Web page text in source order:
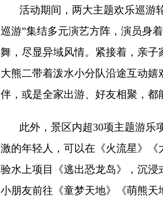
活动期间，两大主题欢乐巡游
巡游”集结多元演艺方阵，演员身
舞，尽显异域风情。紧接着，亲
大熊二带着泼水小分队沿途互动
伴，或是全家出游、好友相聚，
此外，景区内超30项主题游乐
激的年轻人，可以在《火流星》
验水上项目《逃出恐龙岛》，沉
小朋友前往《童梦天地》《萌熊